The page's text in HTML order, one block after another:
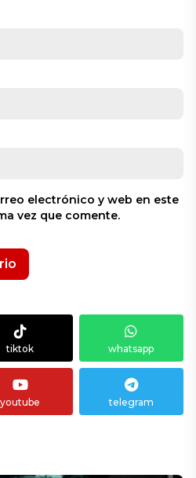
electrónico y web en este
vez que comente.
tiktok whatsapp
youtube telegram